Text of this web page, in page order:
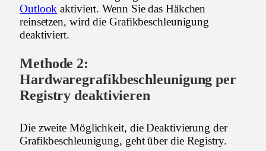
Outlook aktiviert. Wenn Sie das Häkchen
reinsetzen, wird die Grafikbeschleunigung
deaktiviert.
Methode 2:
Hardwaregrafikbeschleunigung per
Registry deaktivieren
Die zweite Möglichkeit, die Deaktivierung der
Grafikbeschleunigung, geht über die Registry.